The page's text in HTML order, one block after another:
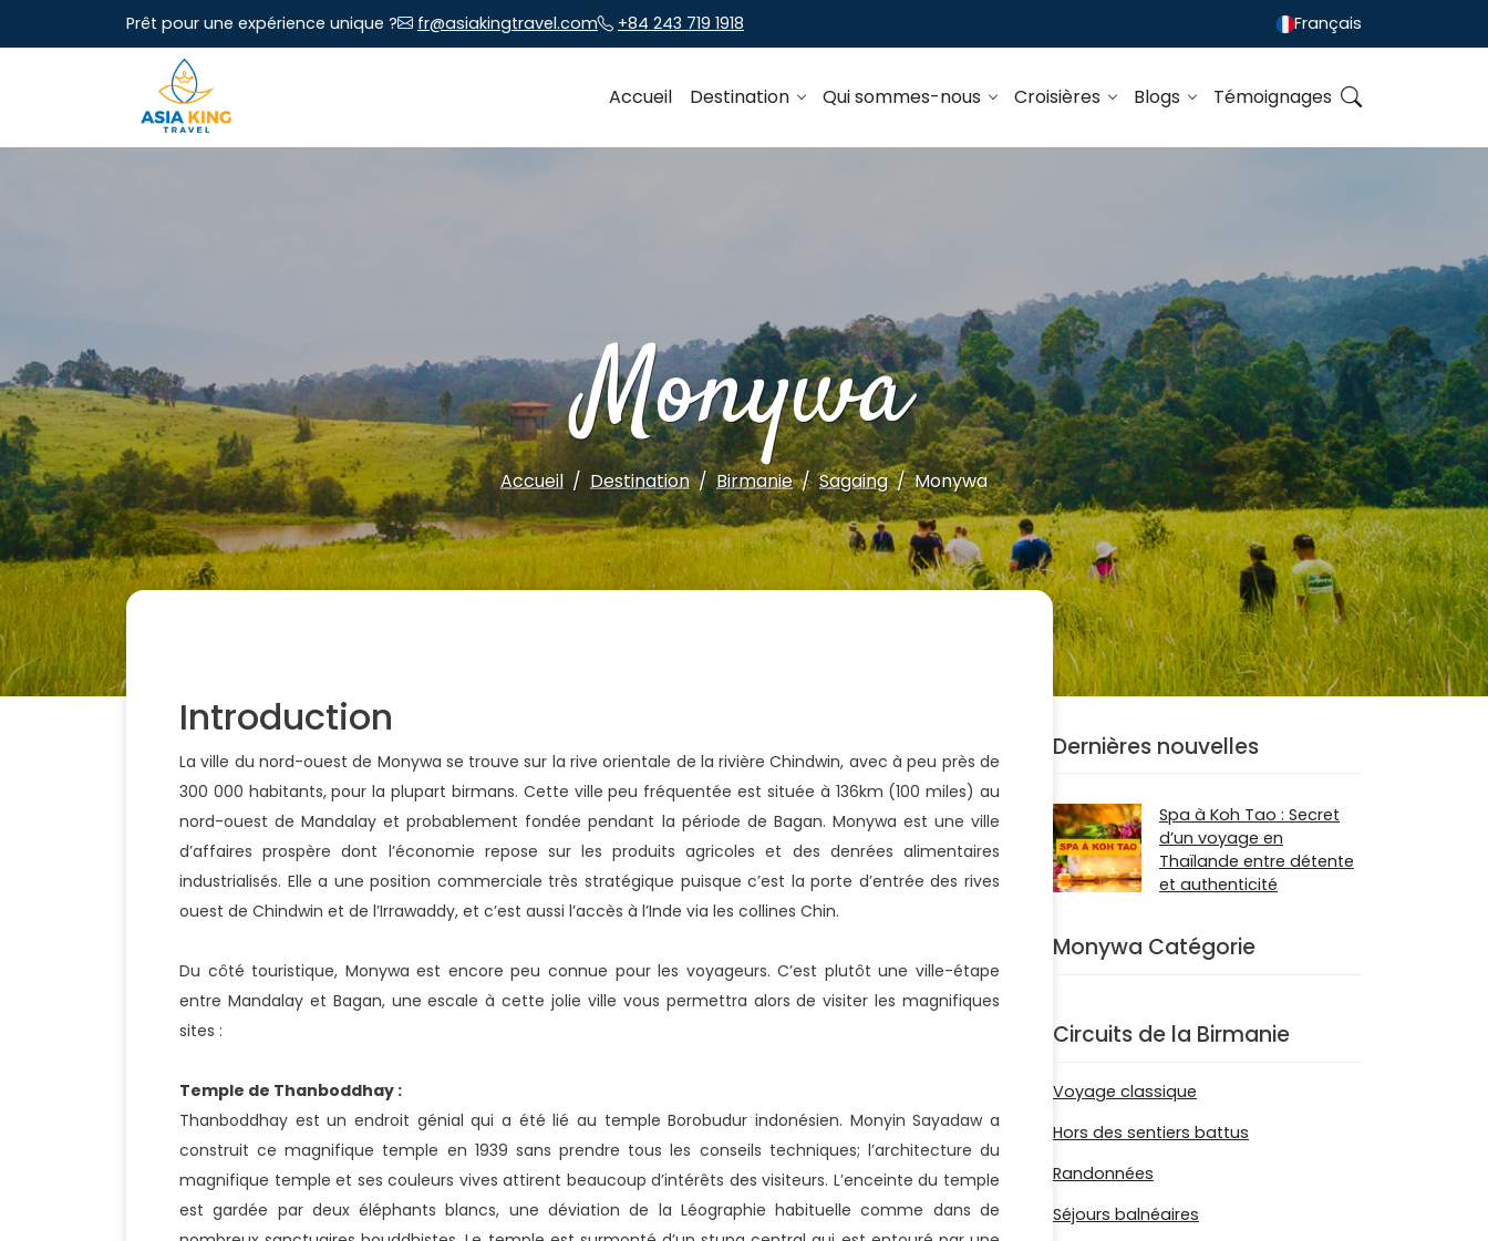
Prêt pour une expérience unique ? fr@asiakingtravel.com +84 243 719 1918 Français
Accueil Destination Qui sommes-nous Croisières Blogs Témoignages
Monywa
Accueil Destination Birmanie Sagaing Monywa
Introduction
La ville du nord-ouest de Monywa se trouve sur la rive orientale de la rivière Chindwin, avec à peu près de
300 000 habitants, pour la plupart birmans. Cette ville peu fréquentée est située à 136km (100 miles) au
nord-ouest de Mandalay et probablement fondée pendant la période de Bagan. Monywa est une ville
d’affaires prospère dont l’économie repose sur les produits agricoles et des denrées alimentaires
industrialisés. Elle a une position commerciale très stratégique puisque c’est la porte d’entrée des rives
ouest de Chindwin et de l’Irrawaddy, et c’est aussi l’accès à l’Inde via les collines Chin.
Du côté touristique, Monywa est encore peu connue pour les voyageurs. C’est plutôt une ville-étape
entre Mandalay et Bagan, une escale à cette jolie ville vous permettra alors de visiter les magnifiques
sites :
Temple de Thanboddhay :
Thanboddhay est un endroit génial qui a été lié au temple Borobudur indonésien. Monyin Sayadaw a
construit ce magnifique temple en 1939 sans prendre tous les conseils techniques; l’architecture du
magnifique temple et ses couleurs vives attirent beaucoup d’intérêts des visiteurs. L’enceinte du temple
est gardée par deux éléphants blancs, une déviation de la Léographie habituelle comme dans de
Dernières nouvelles
Spa à Koh Tao : Secret
d’un voyage en
Thaïlande entre détente
et authenticité
Monywa Catégorie
Circuits de la Birmanie
Voyage classique
Hors des sentiers battus
Randonnées
Séjours balnéaires